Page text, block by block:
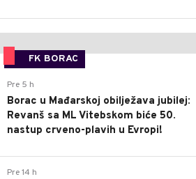
FK BORAC
Pre 5 h
Borac u Mađarskoj obilježava jubilej:
Revanš sa ML Vitebskom biće 50.
nastup crveno-plavih u Evropi!
Pre 14 h